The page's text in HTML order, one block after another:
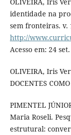
identidade na
sem fronteiras. v.
http://
Acesso em: 24
OLIVEIRA, Iris
DOCENTES
PIMENTEL
Maria Roseli.
estrutural: